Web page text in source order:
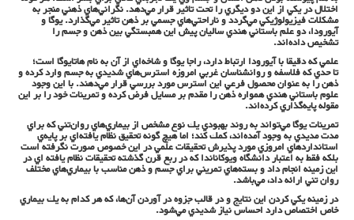
اختلال در يكي از اين دو ديگري را تحت تاثير قرار مي‌دهد. نگراني‌هاي ذهني منجر به
مشكلات فيزيولوژيكي مي‌گردد و ناراحتي‌هاي جسمي بر ذهن تاثير مي‌گذارد. يوگا و
آيورودا، دو علم باستاني هندي ساليان پيش اين همبستگي بين ذهن و جسم را
تشخيص داده‌اند.
علمي كه دقيقا با آيورودا ارتباط دارد، راجا يوگا و شاخه‌اي از آن به نام هاتايوگا است؛
تا حدي كه فلاسفه و روانشناسان غربي امروزه استرس‌هاي شديدي به جسم وارد كرده و
ذهن را به عنوان محصول فرعي اين استرس مورد بررسي قرار مي‌دهند. با اين وجود
علوم باستاني هندي همواره ذهن را مقدم بر مسايل فرض كرده و تمرينات خود را بر اين
مقوله پايه‌گذاري كرده‌اند.
تمرينات يوگا مي‌تواند به روند بهبودي يك نوع مشخص از بيماري‌هاي روان‌تني كه براي
مدت مديدي به وجود آمده‌اند، كمك كند؛ اما هيچ گونه تحقيق نظام يافته‌اي بر پايه‌ي
استانداردهاي امروزي مورد پذيرش تحقيقات علمي در اين خصوص صورت نگرفته است
بلكه فقط به اعتبار دانشگاه ویوکاناندا كه در ربع قرن گذشته تحقيقات نظام يافته اي در
اين زمينه انجام داد و بسته‌هاي تمريني براي جسم و ذهن مناسب با بيماري‌هاي مختلف
روان تني ارائه داد، مي‌باشد.
در زمينه يكي كردن اين نتايج و در قالب جزوه در آوردن آن‌ها، كه هر كدام به يك بيماري
خاص اختصاص دارد احساس نياز شديدي مي‌شود.